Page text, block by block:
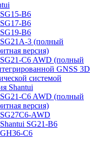
B6
B6
B6
3 (полный
версия)
C6 AWD (полный
GNSS 3D
системой
Shantui
C6 AWD (полный
версия)
AWD
SG21-B6
C6